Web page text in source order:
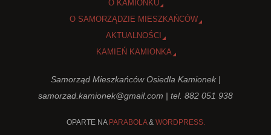
O KAMIONKU
O SAMORZĄDZIE MIESZKAŃCÓW
AKTUALNOŚCI
KAMIEŃ KAMIONKA
Samorząd Mieszkańców Osiedla Kamionek |
samorzad.kamionek@gmail.com | tel. 882 051 938
OPARTE NA PARABOLA& WORDPRESS.